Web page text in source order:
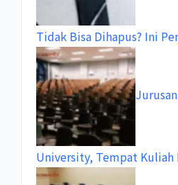
Tidak Bisa Dihapus? Ini
University, Tempat Kuliah